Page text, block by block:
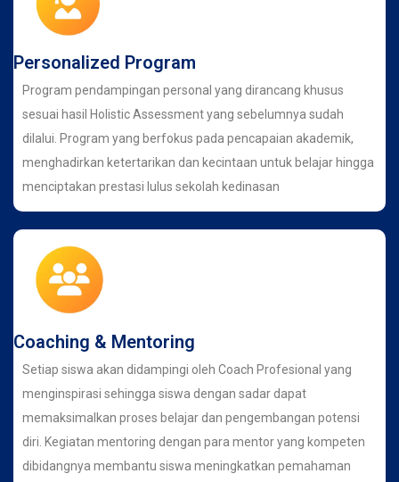
Personalized Program
Program pendampingan personal yang dirancang khusus
sesuai hasil Holistic Assessment yang sebelumnya sudah
dilalui. Program yang berfokus pada pencapaian akademik,
menghadirkan ketertarikan dan kecintaan untuk belajar hingga
menciptakan prestasi lulus sekolah kedinasan
Coaching & Mentoring
Setiap siswa akan didampingi oleh Coach Profesional yang
menginspirasi sehingga siswa dengan sadar dapat
memaksimalkan proses belajar dan pengembangan potensi
diri. Kegiatan mentoring dengan para mentor yang kompeten
dibidangnya membantu siswa meningkatkan pemahaman